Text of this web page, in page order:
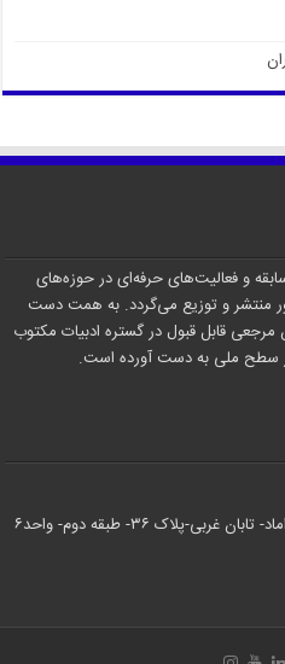
و ساختمان 20 سال سابقه و فعالیت‌های حرفه‌ای در حوزه‌های
منتشر و توزیع می‌گردد. به همت دست
مرجعی قابل قبول در گستره ادبیات مکتوب
سطح ملی به دست آورده است.
پلاک ۳۶- طبقه دوم- واحد۶